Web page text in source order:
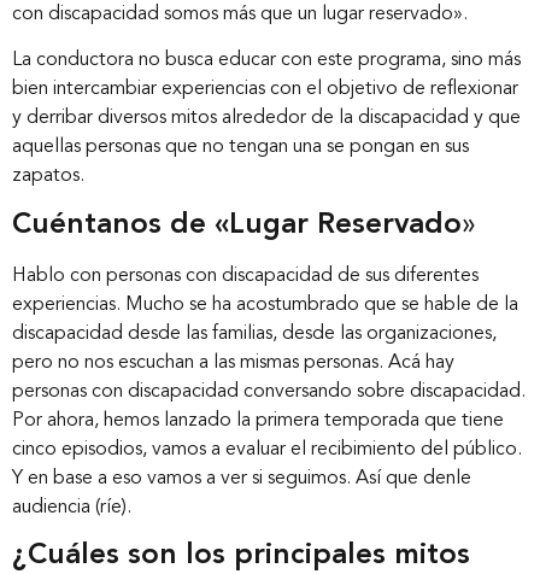
con discapacidad somos más que un lugar reservado».
La conductora no busca educar con este programa, sino más
bien intercambiar experiencias con el objetivo de reflexionar
y derribar diversos mitos alrededor de la discapacidad y que
aquellas personas que no tengan una se pongan en sus
zapatos.
Cuéntanos de «Lugar Reservado»
Hablo con personas con discapacidad de sus diferentes
experiencias. Mucho se ha acostumbrado que se hable de la
discapacidad desde las familias, desde las organizaciones,
pero no nos escuchan a las mismas personas. Acá hay
personas con discapacidad conversando sobre discapacidad.
Por ahora, hemos lanzado la primera temporada que tiene
cinco episodios, vamos a evaluar el recibimiento del público.
Y en base a eso vamos a ver si seguimos. Así que denle
audiencia (ríe).
¿Cuáles son los principales mitos